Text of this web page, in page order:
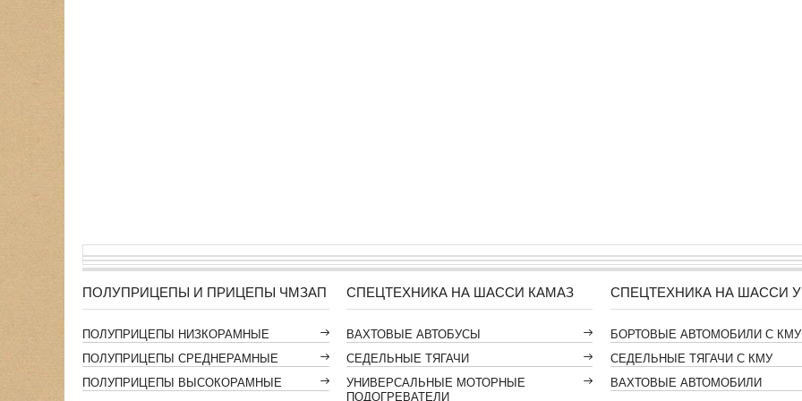
ПОЛУПРИЦЕПЫ И ПРИЦЕПЫ ЧМЗАП
ПОЛУПРИЦЕПЫ НИЗКОРАМНЫЕ
ПОЛУПРИЦЕПЫ СРЕДНЕРАМНЫЕ
ПОЛУПРИЦЕПЫ ВЫСОКОРАМНЫЕ
СПЕЦТЕХНИКА НА ШАССИ КАМАЗ
ВАХТОВЫЕ АВТОБУСЫ
СЕДЕЛЬНЫЕ ТЯГАЧИ
УНИВЕРСАЛЬНЫЕ МОТОРНЫЕ
ПОДОГРЕВАТЕЛИ
СПЕЦТЕХНИКА НА ШАССИ
БОРТОВЫЕ АВТОМОБИЛИ С КМУ
СЕДЕЛЬНЫЕ ТЯГАЧИ С КМУ
ВАХТОВЫЕ АВТОМОБИЛИ